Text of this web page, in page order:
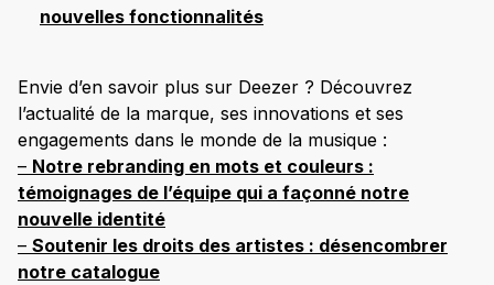
nouvelles fonctionnalités
Envie d’en savoir plus sur Deezer ? Découvrez
l’actualité de la marque, ses innovations et ses
engagements dans le monde de la musique :
– Notre rebranding en mots et couleurs :
témoignages de l’équipe qui a façonné notre
nouvelle identité
– Soutenir les droits des artistes : désencombrer
notre catalogue